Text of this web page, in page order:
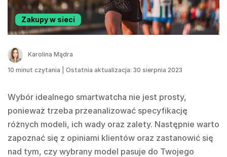
Zakupy w sieci
Karolina Mądra
10 minut czytania Ostatnia aktualizacja: 30 sierpnia 2023
Wybór idealnego smartwatcha nie jest prosty,
ponieważ trzeba przeanalizować specyfikację
różnych modeli, ich wady oraz zalety. Następnie warto
zapoznać się z opiniami klientów oraz zastanowić się
nad tym, czy wybrany model pasuje do Twojego